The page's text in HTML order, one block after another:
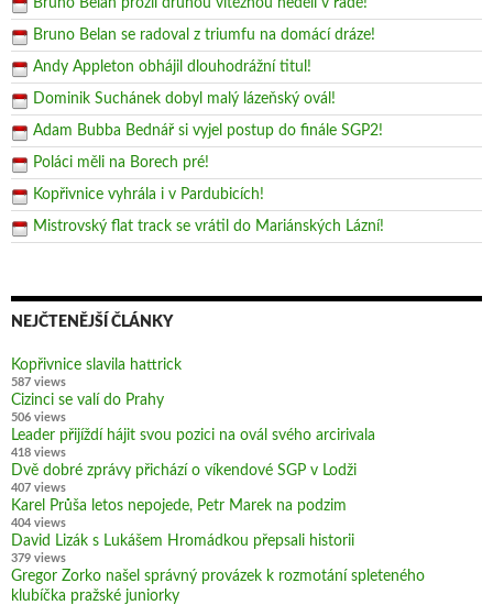
Bruno Belan prožil druhou vítěznou neděli v řadě!
Bruno Belan se radoval z triumfu na domácí dráze!
Andy Appleton obhájil dlouhodrážní titul!
Dominik Suchánek dobyl malý lázeňský ovál!
Adam Bubba Bednář si vyjel postup do finále SGP2!
Poláci měli na Borech pré!
Kopřivnice vyhrála i v Pardubicích!
Mistrovský flat track se vrátil do Mariánských Lázní!
NEJČTENĚJŠÍ ČLÁNKY
Kopřivnice slavila hattrick
587 views
Cizinci se valí do Prahy
506 views
Leader přijíždí hájit svou pozici na ovál svého arcirivala
418 views
Dvě dobré zprávy přichází o víkendové SGP v Lodži
407 views
Karel Průša letos nepojede, Petr Marek na podzim
404 views
David Lizák s Lukášem Hromádkou přepsali historii
379 views
Gregor Zorko našel správný provázek k rozmotání spleteného
klubíčka pražské juniorky